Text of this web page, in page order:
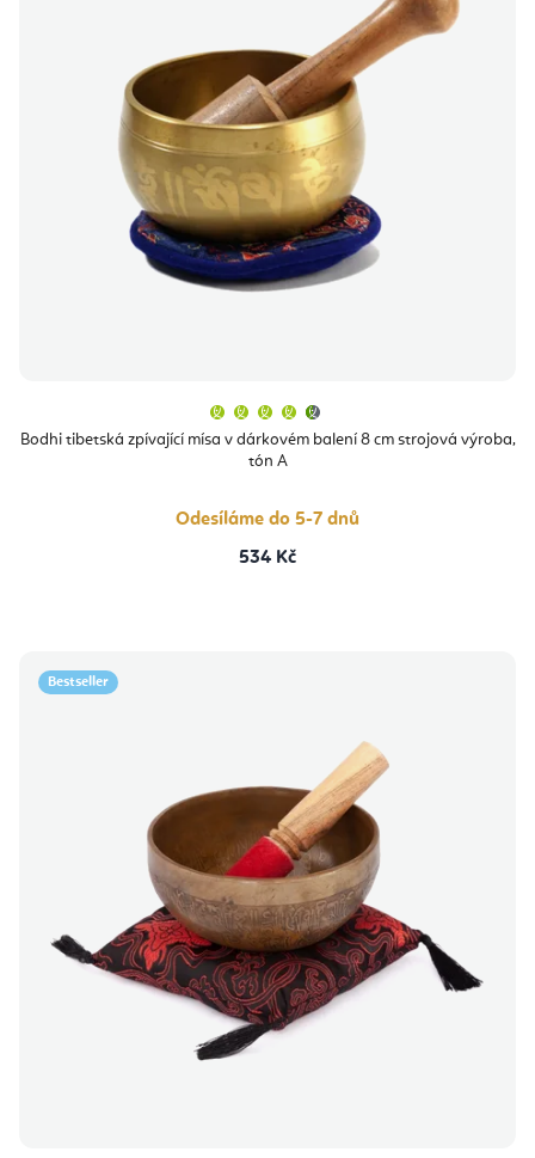
Bodhi tibetská zpívající mísa v dárkovém balení 8 cm strojová výroba,
tón A
produktu
je
hvězdiček.
Odesíláme do 5-7 dnů
534 Kč
Bestseller